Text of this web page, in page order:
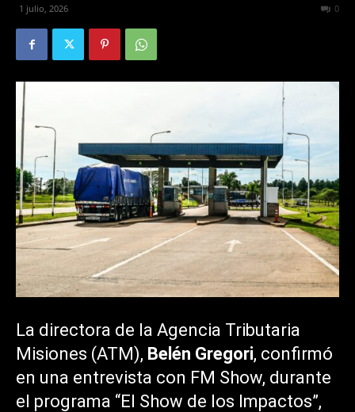
1 julio, 2026 0
La directora de la Agencia Tributaria
Misiones (ATM), Belén Gregori, confirmó
en una entrevista con FM Show, durante
el programa “El Show de los Impactos”,